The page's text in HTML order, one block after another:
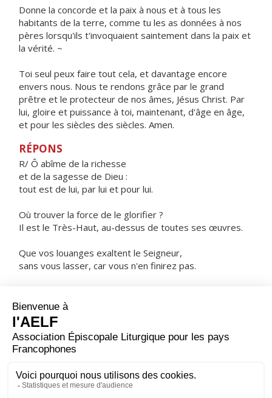
Donne la concorde et la paix à nous et à tous les
habitants de la terre, comme tu les as données à nos
pères lorsqu'ils t'invoquaient saintement dans la paix et
la vérité. ~
Toi seul peux faire tout cela, et davantage encore
envers nous. Nous te rendons grâce par le grand
prêtre et le protecteur de nos âmes, Jésus Christ. Par
lui, gloire et puissance à toi, maintenant, d'âge en âge,
et pour les siècles des siècles. Amen.
RÉPONS
R/ Ô abîme de la richesse
et de la sagesse de Dieu :
tout est de lui, par lui et pour lui.
Où trouver la force de le glorifier ?
Il est le Très-Haut, au-dessus de toutes ses œuvres.
Que vos louanges exaltent le Seigneur,
sans vous lasser, car vous n'en finirez pas.
et à ceux qui l'aiment il a donné la sagesse.
ORAISON
en ta bonté : donne à chacun la claire vision de ce qu'il
doit faire et la force de l'accomplir.